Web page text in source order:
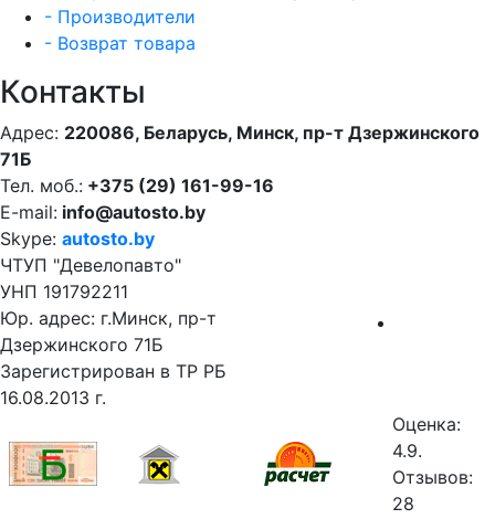
- Производители
- Возврат товара
Контакты
Адрес: 220086, Беларусь, Минск, пр-т Дзержинского
71Б
Тел. моб.: +375 (29) 161-99-16
E-mail: info@autosto.by
Skype: autosto.by
ЧТУП "Девелопавто"
УНП 191792211
Юр. адрес: г.Минск, пр-т
Дзержинского 71Б
Зарегистрирован в ТР РБ
16.08.2013 г.
Оценка:
4.9.
Отзывов:
28